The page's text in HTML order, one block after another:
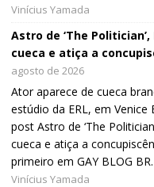
Vinícius Yamada
Astro de ‘The
cueca e atiça a
agosto de 2026
Ator aparece de cueca
estúdio da ERL, em Venice
post Astro de ‘The
cueca e atiça a
primeiro em GAY BLOG BR.
Vinícius Yamada